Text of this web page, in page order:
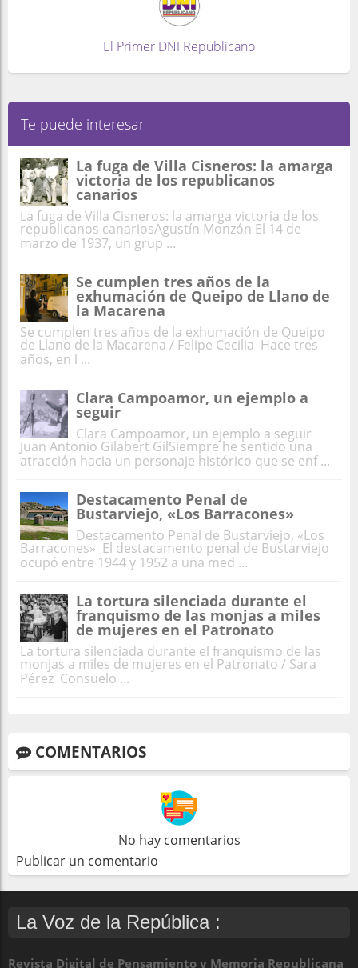
El Primer DNI Republicano
Te puede interesar
La fuga de Villa Cisneros: la amarga
victoria de los republicanos
canarios
La fuga de Villa Cisneros: la amarga victoria de los
republicanos canariosAgustín Monzón El 14 de
marzo de 1937, un grup ...
Se cumplen tres años de la
exhumación de Queipo de Llano de
la Macarena
Se cumplen tres años de la exhumación de Queipo
de Llano de la Macarena / Felipe Cecilia Hace tres
años, en l ...
Clara Campoamor, un ejemplo a
seguir
Clara Campoamor, un ejemplo a seguir
Juan Antonio Gilabert GilSiempre he sentido una
atracción hacia un personaje histórico que se enf ...
Destacamento Penal de
Bustarviejo, «Los Barracones»
Destacamento Penal de Bustarviejo, «Los
Barracones» El destacamento penal de Bustarviejo
ocupó entre 1944 y 1952 a una med ...
La tortura silenciada durante el
franquismo de las monjas a miles
de mujeres en el Patronato
La tortura silenciada durante el franquismo de las
monjas a miles de mujeres en el Patronato / Sara
Pérez Consuelo ...
COMENTARIOS
No hay comentarios
Publicar un comentario
La Voz de la República :
Revista Digital de Pensamiento y Memoria Republicana